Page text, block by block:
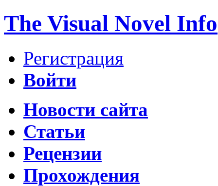
The Visual Novel Info
Регистрация
Войти
Новости сайта
Статьи
Рецензии
Прохождения